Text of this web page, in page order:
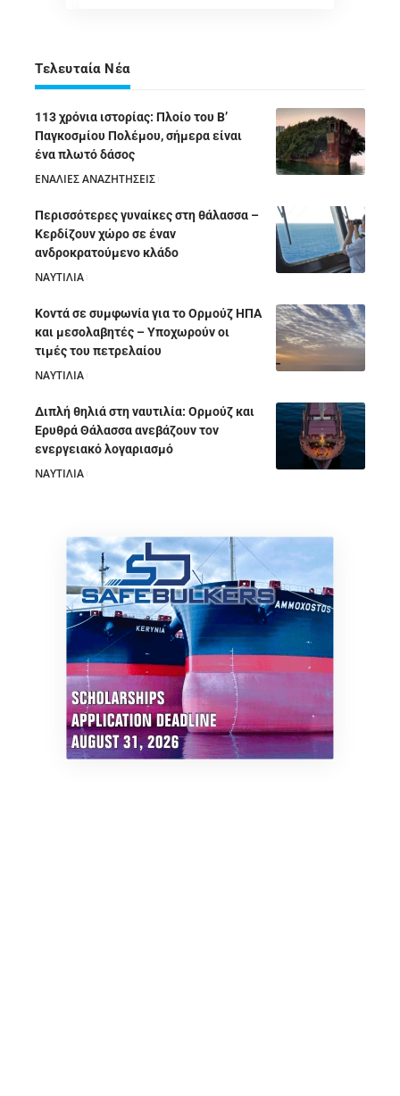
Τελευταία Νέα
113 χρόνια ιστορίας: Πλοίο του Β’
Παγκοσμίου Πολέμου, σήμερα είναι
ένα πλωτό δάσος
ΕΝΑΛΙΕΣ ΑΝΑΖΗΤΗΣΕΙΣ
Περισσότερες γυναίκες στη θάλασσα –
Κερδίζουν χώρο σε έναν
ανδροκρατούμενο κλάδο
ΝΑΥΤΙΛΙΑ
Κοντά σε συμφωνία για το Ορμούζ ΗΠΑ
και μεσολαβητές – Υποχωρούν οι
τιμές του πετρελαίου
ΝΑΥΤΙΛΙΑ
Διπλή θηλιά στη ναυτιλία: Ορμούζ και
Ερυθρά Θάλασσα ανεβάζουν τον
ενεργειακό λογαριασμό
ΝΑΥΤΙΛΙΑ